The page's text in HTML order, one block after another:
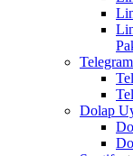
Telegram
Dolap